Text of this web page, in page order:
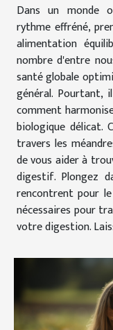
Dans un monde
rythme effréné,
alimentation
nombre d'entre
santé globale
général. Pourtant,
comment
biologique délicat.
travers les
de vous aider à
digestif. Plongez
rencontrent pour le
nécessaires pour
votre digestion.